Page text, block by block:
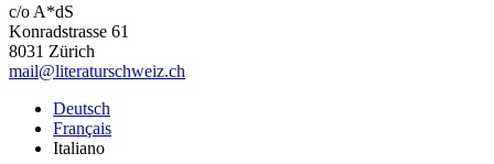
c/o A*dS
Konradstrasse 61
8031 Zürich
mail@literaturschweiz.ch
Deutsch
Français
Italiano